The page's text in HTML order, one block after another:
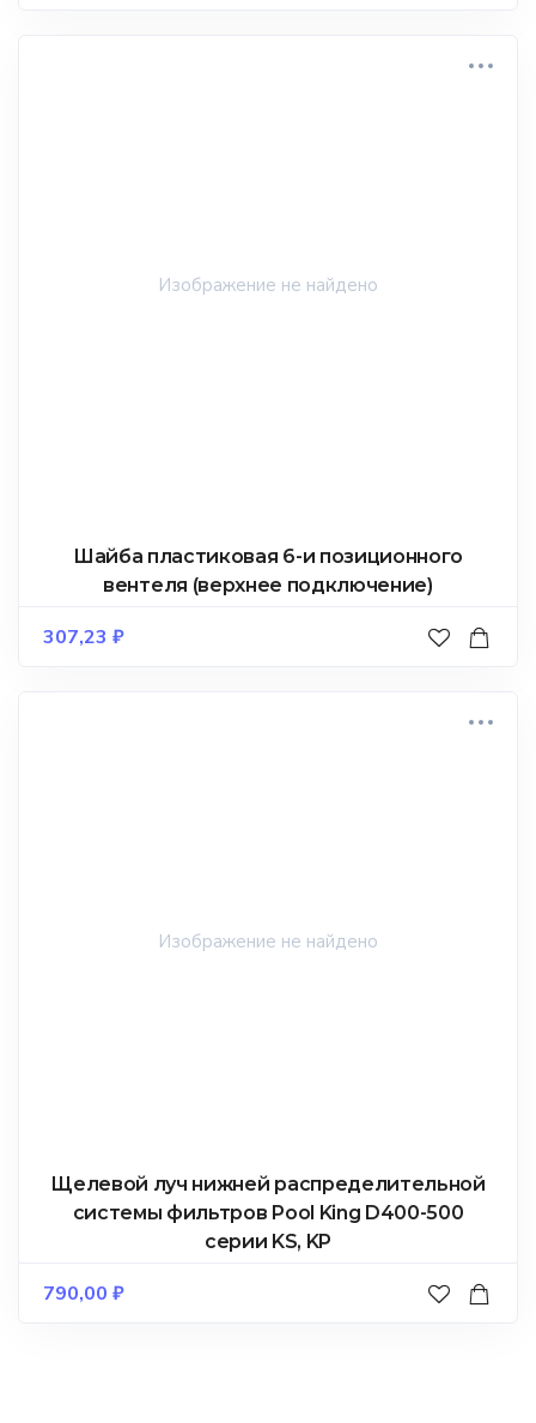
Шайба пластиковая 6-и позиционного
вентеля (верхнее подключение)
307,23 ₽
Щелевой луч нижней распределительной
системы фильтров Pool King D400-500
серии KS, KP
790,00 ₽